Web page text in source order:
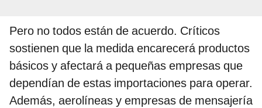
Pero no todos están de acuerdo. Críticos
sostienen que la medida encarecerá productos
básicos y afectará a pequeñas empresas que
dependían de estas importaciones para operar.
Además, aerolíneas y empresas de mensajería